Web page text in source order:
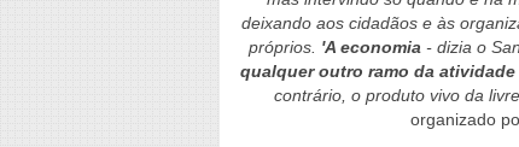
deixando aos cidadãos e às
próprios. 'A economia - dizia o
qualquer outro ramo da
contrário, o produto vivo da
organizado